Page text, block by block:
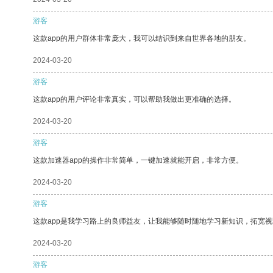
游客
这款app的用户群体非常庞大，我可以结识到来自世界各地的朋友。
2024-03-20
游客
这款app的用户评论非常真实，可以帮助我做出更准确的选择。
2024-03-20
游客
这款加速器app的操作非常简单，一键加速就能开启，非常方便。
2024-03-20
游客
这款app是我学习路上的良师益友，让我能够随时随地学习新知识，拓宽
2024-03-20
游客